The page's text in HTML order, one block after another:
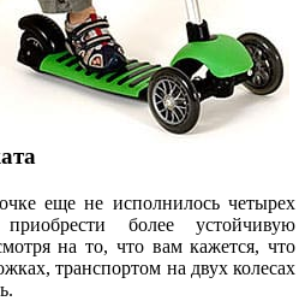
еще не исполнилось четырех
более устойчивую
на то, что вам кажется, что
транспортом на двух колесах